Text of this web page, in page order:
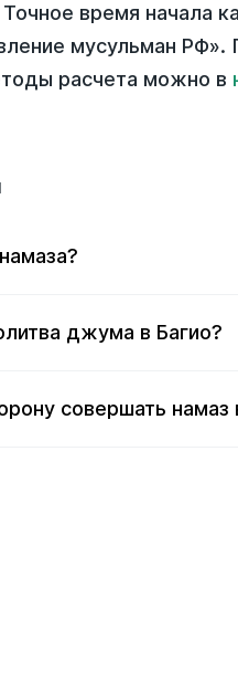
Точное время начала
мусульман
расчета можно в
джума в Багио?
совершать намаз